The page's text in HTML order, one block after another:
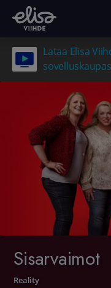
Lataa Elisa
Sisarvaimot
Reality